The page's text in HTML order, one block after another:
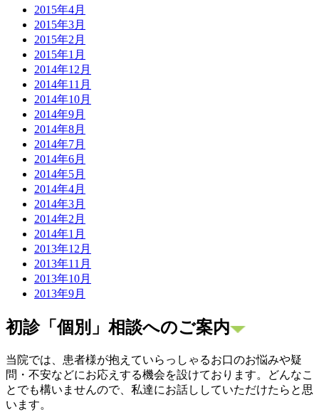
2015年4月
2015年3月
2015年2月
2015年1月
2014年12月
2014年11月
2014年10月
2014年9月
2014年8月
2014年7月
2014年6月
2014年5月
2014年4月
2014年3月
2014年2月
2014年1月
2013年12月
2013年11月
2013年10月
2013年9月
初診「個別」相談へのご案内
当院では、患者様が抱えていらっしゃるお口のお悩みや疑
問・不安などにお応えする機会を設けております。どんなこ
とでも構いませんので、私達にお話ししていただけたらと思
います。